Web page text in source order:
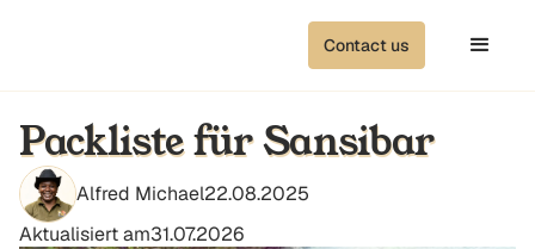
Contact us
Packliste für Sansibar
Alfred Michael22.08.2025
Aktualisiert am31.07.2026